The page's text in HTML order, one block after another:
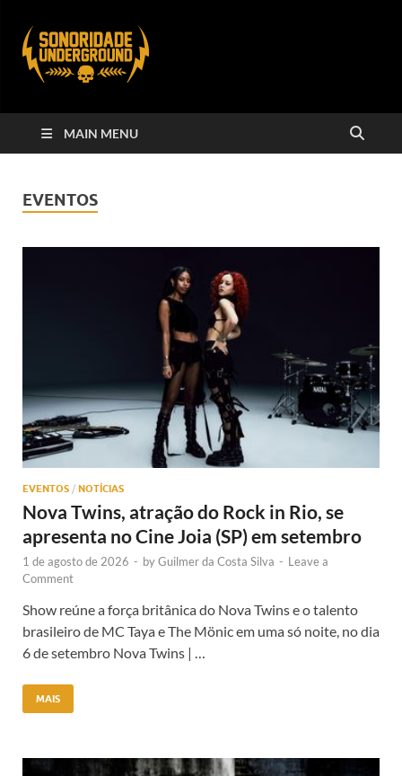
MAIN MENU
EVENTOS
EVENTOS / NOTÍCIAS
Nova Twins, atração do Rock in Rio, se
apresenta no Cine Joia (SP) em setembro
1 de agosto de 2026 - byGuilmer da Costa Silva - Leave a
Comment
Show reúne a força britânica do Nova Twins e o talento
brasileiro de MC Taya e The Mönic em uma só noite, no dia
6 de setembro Nova Twins | …
MAIS